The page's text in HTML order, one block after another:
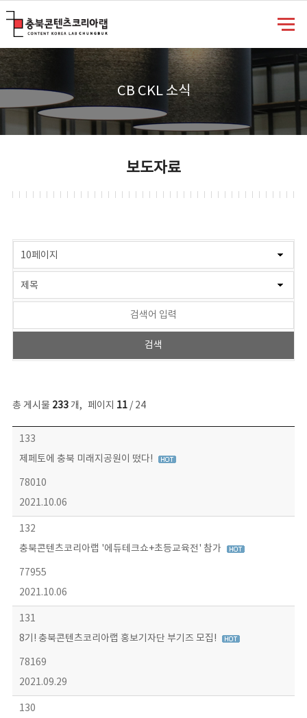
CB CKL 소식
보도자료
총 게시물 233개, 페이지 11/ 24
보도자료 목록 - 번호, 제목, 작성자, 파일, 조회수, 작성일 정보 제공
133
제페토에 충북 미래지공원이 떴다!
78010
2021.10.06
132
충북콘텐츠코리아랩 '에듀테크쇼+초등교육전' 참가
77955
2021.10.06
131
8기! 충북콘텐츠코리아랩 홍보기자단 부기즈 모집!
78169
2021.09.29
130